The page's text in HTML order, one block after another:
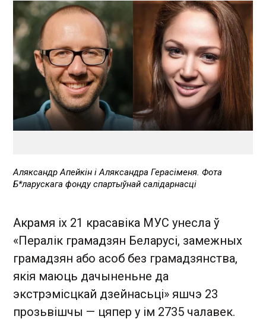
Аляксандр Апейкін і Аляксандра Герасіменя. Фота
Б*ларускага фонду спартыўнай салідарнасці
Акрамя іх 21 красавіка МУС унесла ў
«Пералік грамадзян Беларусі, замежных
грамадзян або асоб без грамадзянства,
якія маюць дачыненьне да
экстрэмісцкай дзейнасьці» яшчэ 23
прозьвішчы — цяпер у ім 2735 чалавек.